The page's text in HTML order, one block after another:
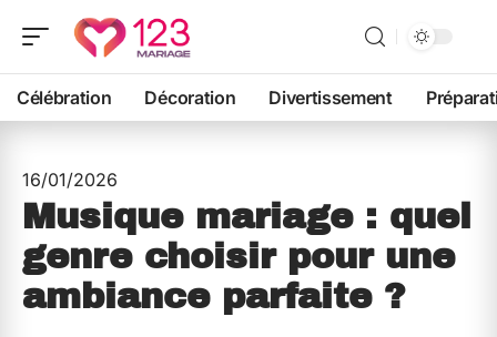
Célébration Décoration Divertissement
16/01/2026
Musique mariage : quel
genre choisir pour une
ambiance parfaite ?